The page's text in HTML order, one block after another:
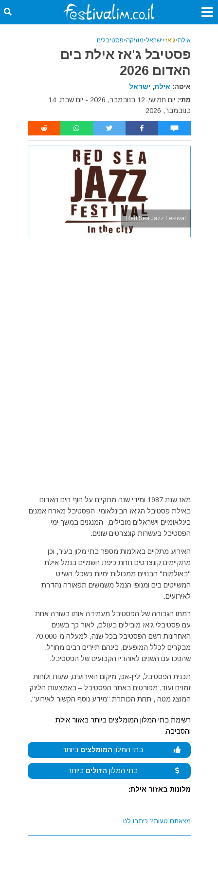
אילת•ג'אז•ישראל•מוזיקה•פסטיבלים
פסטיבל ג'אז אילת בים
האדום 2026
איפה: אילת, ישראל
מתי:
יום חמישי, 12 בנובמבר, 2026 - יום שבת, 14
בנובמבר, 2026
Red Sea Jazz Festival
מאז שנת 1987 ומידי שנה מתקיים על חוף הים האדום
באילת פסטיבל הג'אז הבינלאומי. הפסטיבל מארח אמנים
בינלאומיים וישראלים מובילים, המנגנים במשך ימי
הפסטיבל בעשרות קונצרטים שונים.
האירוע מתקיים באולמות מספר בתי מלון בעיר, וכן
מתקיימים קונצרטים תחת כיפת השמיים בנמל אילת
"באולמות" הבנויים ממכולות ימיות כשכלי השייט
המשייטים בים ומנופי הנמל משמשים תפאורה נהדרת
לאירועים.
רמתו הגבוהה של הפסטיבל מעמידה אותו בשורה אחת
עם פסטיבלי ג'אז מובילים בעולם, לאור כך בשנים
האחרונות רשם הפסטיבל בכל שנה, למעלה מ-70,000
מבקרים לכלל המופעים, בינהם תיירים רבים מחו"ל,
שהפכו עם השנים לאוהדיו הקבועים של הפסטיבל.
תכנית הפסטיבל, ליין-אפ, מיקום האירועים, שעות ולוחות
זמנים ועוד, מפורטים באתר הפסטיבל – באמצעות הלינק
המוצג מטה , תחת הכותרת "מידע נוסף הקשור לאירוע".
רשימת בתי המלון המומלצים ביותר באזור אילת
והסביבה:
בתי המלון המומלצים ביותר
בתי המלון הזולים ביותר
מלונות באזור אילת:
מצאתם טעות? כיתבו לנו.